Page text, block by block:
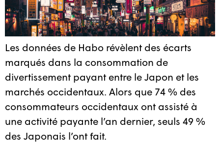
Les données de Habo révèlent des écarts
marqués dans la consommation de
divertissement payant entre le Japon et les
marchés occidentaux. Alors que 74 % des
consommateurs occidentaux ont assisté à
une activité payante l’an dernier, seuls 49 %
des Japonais l’ont fait.